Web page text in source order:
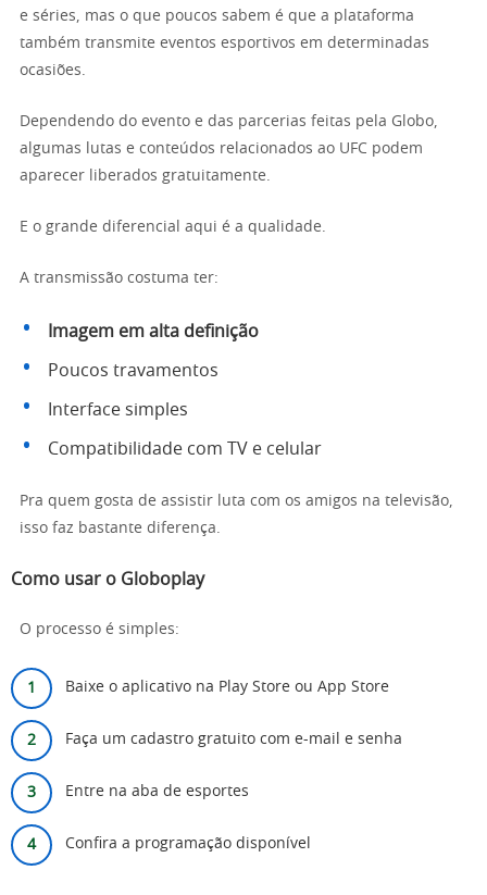
e séries, mas o que poucos sabem é que a plataforma
também transmite eventos esportivos em determinadas
ocasiões.
Dependendo do evento e das parcerias feitas pela Globo,
algumas lutas e conteúdos relacionados ao UFC podem
aparecer liberados gratuitamente.
E o grande diferencial aqui é a qualidade.
A transmissão costuma ter:
Imagem em alta definição
Poucos travamentos
Interface simples
Compatibilidade com TV e celular
Pra quem gosta de assistir luta com os amigos na televisão,
isso faz bastante diferença.
Como usar o Globoplay
O processo é simples:
Baixe o aplicativo na Play Store ou App Store
Faça um cadastro gratuito com e-mail e senha
Entre na aba de esportes
Confira a programação disponível